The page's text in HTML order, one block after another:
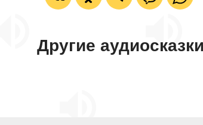
Другие аудиосказки